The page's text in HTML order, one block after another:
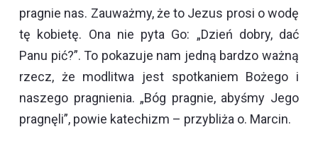
pragnie nas. Zauważmy, że to Jezus prosi o wodę
tę kobietę. Ona nie pyta Go: „Dzień dobry, dać
Panu pić?”. To pokazuje nam jedną bardzo ważną
rzecz, że modlitwa jest spotkaniem Bożego i
naszego pragnienia. „Bóg pragnie, abyśmy Jego
pragnęli”, powie katechizm – przybliża o. Marcin.